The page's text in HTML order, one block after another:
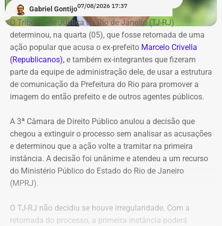
Gabriel Gontijo07/08/2026 17:37
O Tribunal de Justiça do Rio de Janeiro (TJ-RJ)
determinou, na quarta (05), que fosse retomada de uma
ação popular que acusa o ex-prefeito Marcelo Crivella
(Republicanos), e também ex-integrantes que fizeram
parte da equipe de administração dele, de usar a estrutura
de comunicação da Prefeitura do Rio para promover a
imagem do então prefeito e de outros agentes públicos.
A 3ª Câmara de Direito Público anulou a decisão que
chegou a extinguir o processo sem analisar as acusações
e determinou que a ação volte a tramitar na primeira
instância. A decisão foi unânime e atendeu a um recurso
do Ministério Público do Estado do Rio de Janeiro
(MPRJ).
O TJ-RJ não decidiu se houve irregularidade. Com a
retomada do processo, a primeira instância poderá